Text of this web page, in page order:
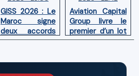
GISS 2026 : Le
Maroc signe
deux accords
avec l'OACI
la surveillance
Aviation Capital
Group livre le
premier d’un lot
de six Boeing
neufs à Royal Air